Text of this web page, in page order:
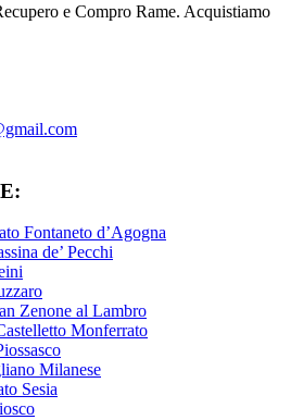
e Compro Rame. Acquistiamo
Fontaneto d’Agogna
de’ Pecchi
Zenone al Lambro
Monferrato
Milanese
Sesia